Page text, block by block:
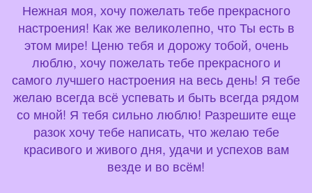
Нежная моя, хочу пожелать тебе прекрасного
настроения! Как же великолепно, что Ты есть в
этом мире! Ценю тебя и дорожу тобой, очень
люблю, хочу пожелать тебе прекрасного и
самого лучшего настроения на весь день! Я тебе
желаю всегда всё успевать и быть всегда рядом
со мной! Я тебя сильно люблю! Разрешите еще
разок хочу тебе написать, что желаю тебе
красивого и живого дня, удачи и успехов вам
везде и во всём!